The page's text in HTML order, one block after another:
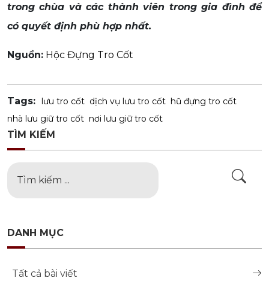
trong chùa và các thành viên trong gia đình để
có quyết định phù hợp nhất.
Nguồn: Hộc Đựng Tro Cốt
Tags: lưu tro cốt dịch vụ lưu tro cốt hũ đựng tro cốt
nhà lưu giữ tro cốt nơi lưu giữ tro cốt
TÌM KIẾM
DANH MỤC
Tất cả bài viết